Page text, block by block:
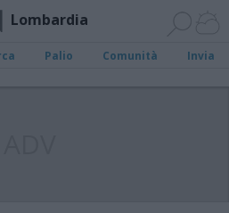
Lombardia
Palio Comunità Invia